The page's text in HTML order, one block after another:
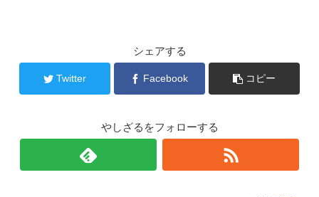
シェアする
Twitter Facebook コピー
やしざるをフォローする